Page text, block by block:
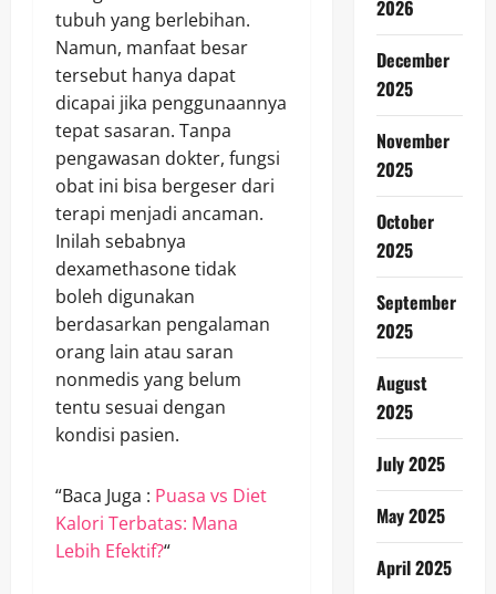
tubuh yang berlebihan.
Namun, manfaat besar
tersebut hanya dapat
dicapai jika penggunaannya
tepat sasaran. Tanpa
pengawasan dokter, fungsi
obat ini bisa bergeser dari
terapi menjadi ancaman.
Inilah sebabnya
dexamethasone tidak
boleh digunakan
berdasarkan pengalaman
orang lain atau saran
nonmedis yang belum
tentu sesuai dengan
kondisi pasien.
“Baca Juga : Puasa vs Diet
Kalori Terbatas: Mana
Lebih Efektif?“
2026
December
2025
November
2025
October
2025
September
2025
August
2025
July 2025
May 2025
April 2025